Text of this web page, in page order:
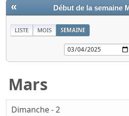
« Début de la semaine
LISTE MOIS SEMAINE
Mars
Dimanche - 2